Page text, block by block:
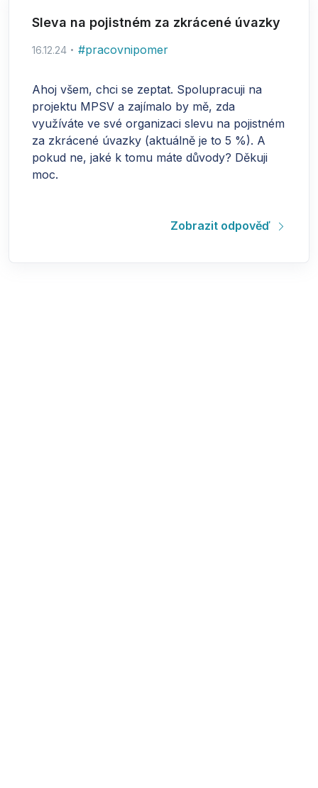
Sleva na pojistném za zkrácené úvazky
16.12.24 #pracovnipomer
Ahoj všem, chci se zeptat. Spolupracuji na
projektu MPSV a zajímalo by mě, zda
využíváte ve své organizaci slevu na pojistném
za zkrácené úvazky (aktuálně je to 5 %). A
pokud ne, jaké k tomu máte důvody? Děkuji
moc.
Zobrazit odpověď